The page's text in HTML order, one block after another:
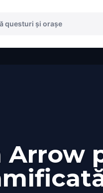
Arrow